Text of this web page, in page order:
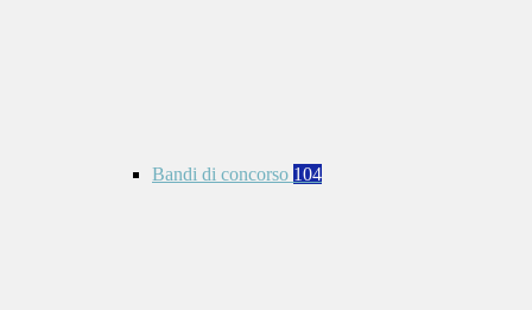
Bandi di concorso 104